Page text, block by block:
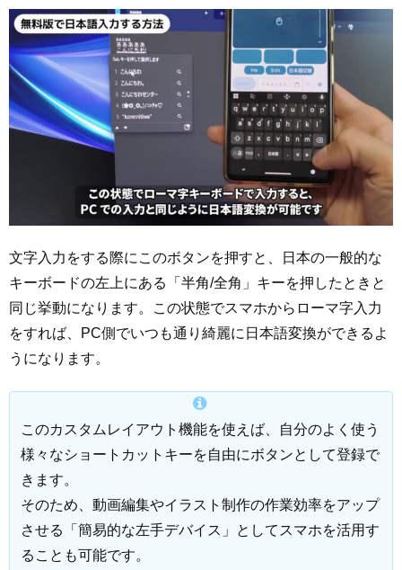
文字入力をする際にこのボタンを押すと、日本の一般的な
キーボードの左上にある「半角/全角」キーを押したときと
同じ挙動になります。この状態でスマホからローマ字入力
をすれば、PC側でいつも通り綺麗に日本語変換ができるよ
うになります。
このカスタムレイアウト機能を使えば、自分のよく使う
様々なショートカットキーを自由にボタンとして登録で
きます。
そのため、動画編集やイラスト制作の作業効率をアップ
させる「簡易的な左手デバイス」としてスマホを活用す
ることも可能です。